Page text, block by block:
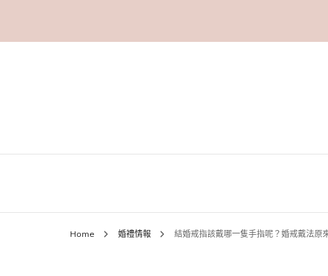
Home 婚禮情報 結婚戒指該戴哪一隻手指呢？婚戒戴法原